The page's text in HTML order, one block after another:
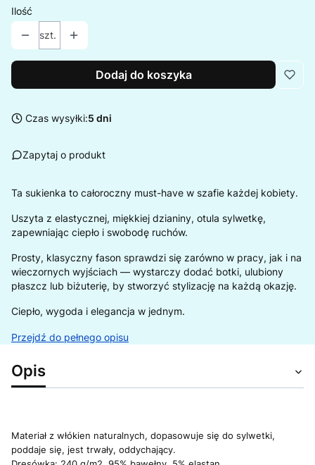
Ilość
szt.
Dodaj do koszyka
Czas wysyłki:5 dni
Zapytaj o produkt
Ta sukienka to całoroczny must-have w szafie każdej kobiety.
Uszyta z elastycznej, miękkiej dzianiny, otula sylwetkę,
zapewniając ciepło i swobodę ruchów.
Prosty, klasyczny fason sprawdzi się zarówno w pracy, jak i na
wieczornych wyjściach — wystarczy dodać botki, ulubiony
płaszcz lub biżuterię, by stworzyć stylizację na każdą okazję.
Ciepło, wygoda i elegancja w jednym.
Przejdź do pełnego opisu
Opis
Materiał z włókien naturalnych, dopasowuje się do sylwetki,
poddaje się, jest trwały, oddychający.